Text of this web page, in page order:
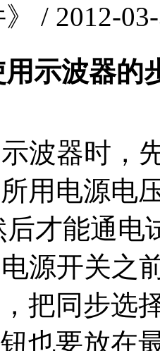
》 / 2012-
示波器的
波器时，
用电源电
后才能通电
源开关之
把同步选
也要放在